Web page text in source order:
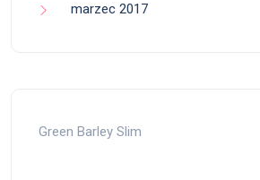
marzec 2017
Green Barley Slim